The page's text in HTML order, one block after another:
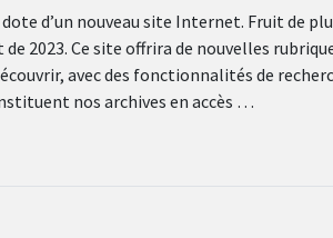
d’un nouveau site Internet. Fruit de
2023. Ce site offrira de nouvelles
avec des fonctionnalités de
nos archives en accès …